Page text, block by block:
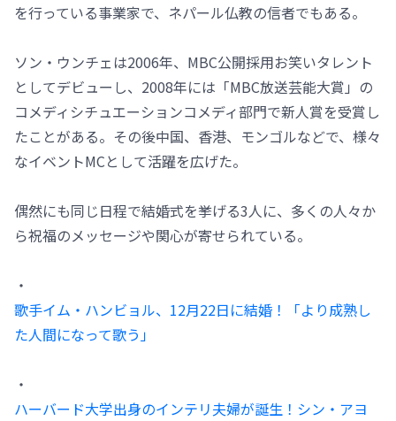
を行っている事業家で、ネパール仏教の信者でもある。
ソン・ウンチェは2006年、MBC公開採用お笑いタレント
としてデビューし、2008年には「MBC放送芸能大賞」の
コメディシチュエーションコメディ部門で新人賞を受賞し
たことがある。その後中国、香港、モンゴルなどで、様々
なイベントMCとして活躍を広げた。
偶然にも同じ日程で結婚式を挙げる3人に、多くの人々か
ら祝福のメッセージや関心が寄せられている。
・
歌手イム・ハンビョル、12月22日に結婚！「より成熟し
た人間になって歌う」
・
ハーバード大学出身のインテリ夫婦が誕生！シン・アヨ